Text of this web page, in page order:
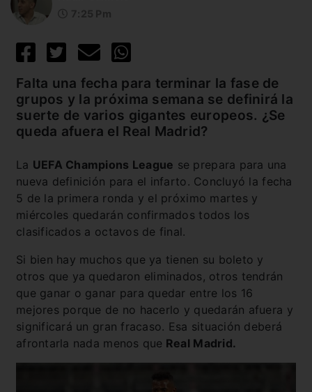
Falta una fecha para terminar la fase de
grupos y la próxima semana se definirá la
suerte de varios gigantes europeos. ¿Se
queda afuera el Real Madrid?
La UEFA Champions League se prepara para una
nueva definición para el infarto. Concluyó la fecha
5 de la primera ronda y el próximo martes y
miércoles quedarán confirmados todos los
clasificados a octavos de final.
Si bien hay muchos que ya tienen su boleto y
otros que ya quedaron eliminados, otros tendrán
que ganar o ganar para quedar entre los 16
mejores porque de no hacerlo y quedarán afuera y
significará un gran fracaso. Esa situación deberá
afrontarla nada menos que Real Madrid.